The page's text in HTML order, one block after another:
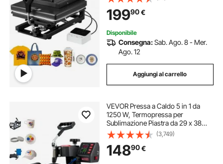
Sublimazione per Magliette, Nero
19990€
Disponibile
Consegna:Sab. Ago. 8 - Mer.
Ago. 12
Aggiungi al carrello
VEVOR Pressa a Caldo 5 in 1 da
1250 W, Termopressa per
Sublimazione Piastra da 29 x 38
cm, Uso per Magliette, Federe,
Cappelli, Tazze, Custodie per
cellulari, Collari per Animali, Piatti in
Ceramica
(3,749)
14890€